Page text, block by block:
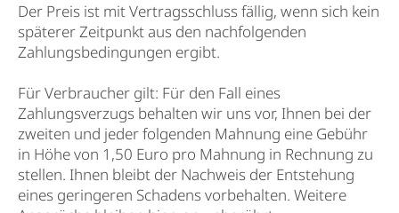
Der Preis ist mit Vertragsschluss fällig, wenn sich kein
späterer Zeitpunkt aus den nachfolgenden
Zahlungsbedingungen ergibt.
Für Verbraucher gilt: Für den Fall eines
Zahlungsverzugs behalten wir uns vor, Ihnen bei der
zweiten und jeder folgenden Mahnung eine Gebühr
in Höhe von 1,50 Euro pro Mahnung in Rechnung zu
stellen. Ihnen bleibt der Nachweis der Entstehung
eines geringeren Schadens vorbehalten. Weitere